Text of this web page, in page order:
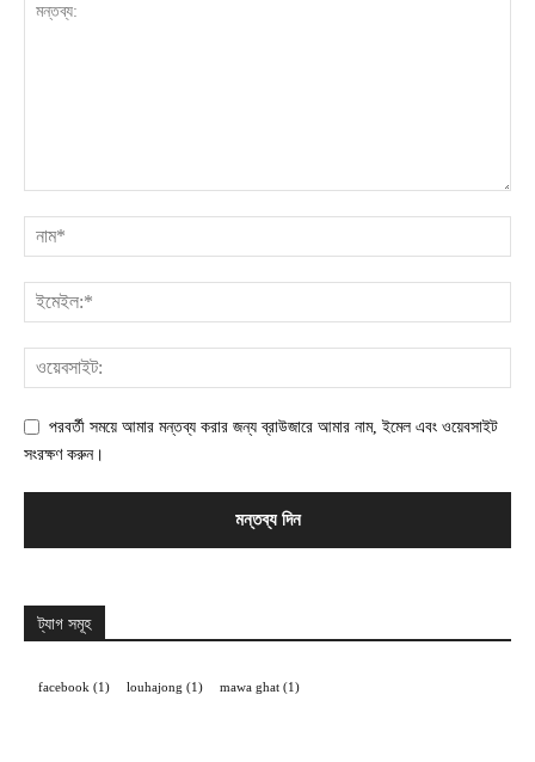
পরবর্তী সময়ে আমার মন্তব্য করার জন্য ব্রাউজারে আমার নাম, ইমেল এবং ওয়েবসাইট
সংরক্ষণ করুন।
ট্যাগ সমূহ
facebook (1) louhajong (1) mawa ghat (1)